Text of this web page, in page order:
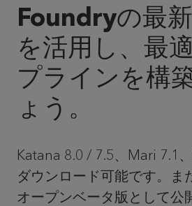
Foundryの最
を活用し、最
プラインを構
ょう。
Katana 8.0 / 7.5、Mari 7.1
ダウンロード可能です。ま
オープンベータ版として公